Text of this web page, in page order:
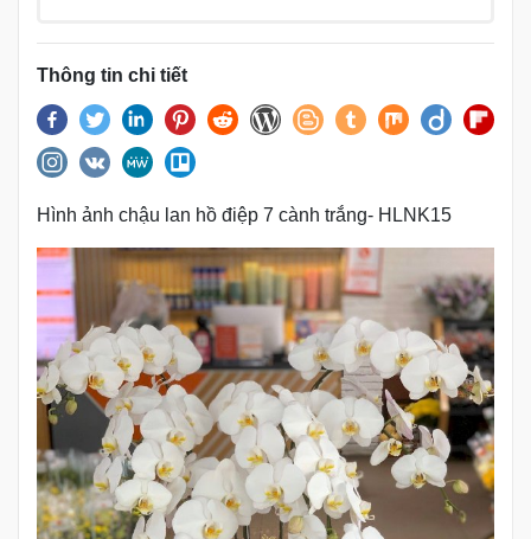
Thông tin chi tiết
Hình ảnh chậu lan hồ điệp 7 cành trắng- HLNK15